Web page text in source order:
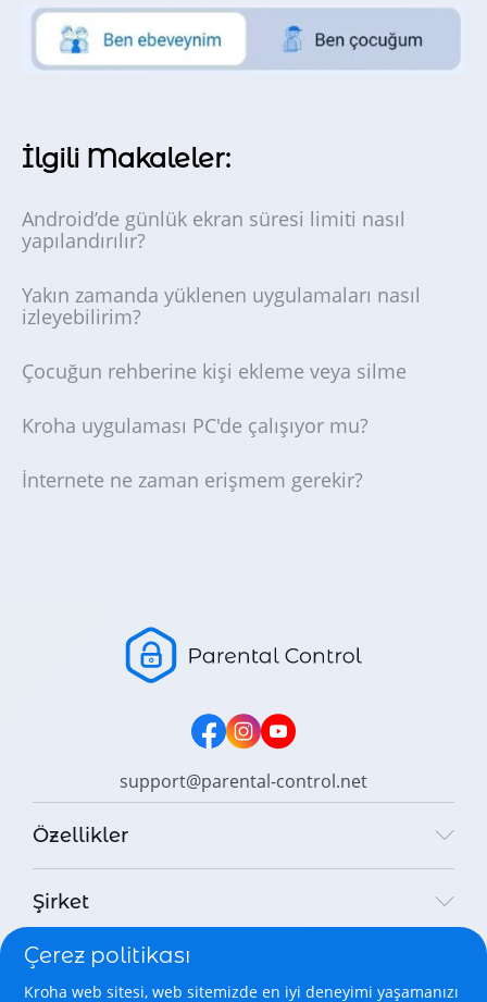
İlgili Makaleler:
Android’de günlük ekran süresi limiti nasıl
yapılandırılır?
Yakın zamanda yüklenen uygulamaları nasıl
izleyebilirim?
Çocuğun rehberine kişi ekleme veya silme
Kroha uygulaması PC'de çalışıyor mu?
İnternete ne zaman erişmem gerekir?
support@parental-control.net
Özellikler
Şirket
Yasal
Çerez politikası
Kroha web sitesi, web sitemizde en iyi deneyimi yaşamanızı